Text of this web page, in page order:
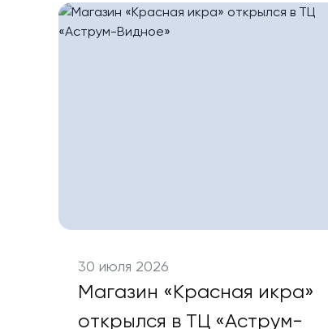
30 июля 2026
Магазин «Красная икра»
открылся в ТЦ «Аструм-